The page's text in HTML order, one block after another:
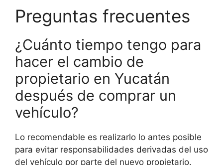
Preguntas frecuentes
¿Cuánto tiempo tengo para
hacer el cambio de
propietario en Yucatán
después de comprar un
vehículo?
Lo recomendable es realizarlo lo antes posible
para evitar responsabilidades derivadas del uso
del vehículo por parte del nuevo propietario.